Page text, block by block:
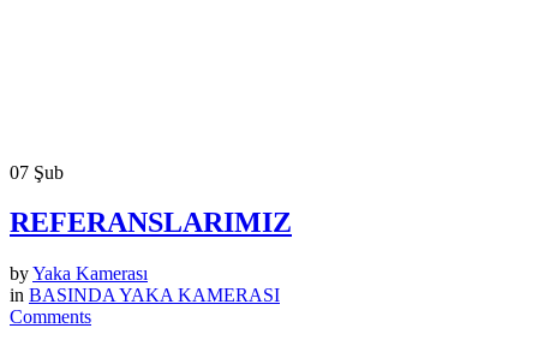
07 Şub
REFERANSLARIMIZ
byYaka Kamerası
in BASINDA YAKA KAMERASI
Comments